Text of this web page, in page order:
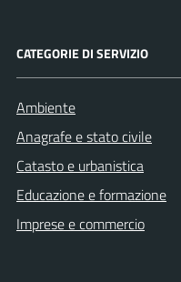
CATEGORIE DI SERVIZIO
Ambiente
Anagrafe e stato civile
Catasto e urbanistica
Educazione e formazione
Imprese e commercio